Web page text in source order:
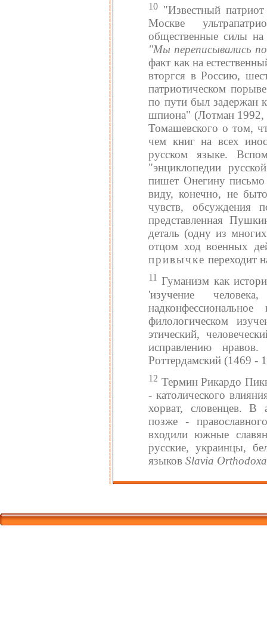
10 "Известный
Москве
общественные силы
"Мы переписывались
факт как на
вторгся в Россию,
патриотическом
по пути был задержан
шпиона" (Лотман 1992,
Томашевского о том,
чем книг на всех
русском языке.
"энциклопедии
пишет Онегину
виду, конечно, не
чувств, обсуждения
представленная
деталь (одну из
отцом ход военных
привычке переходит
11 Гуманизм как
'изучение
филологическом
этический,
исправлению
Роттердамский (1469 -
12 Термин Рикардо
- католического
хорват, словенцев. В
позже -
входили южные
русские, украинцы,
языковSlavia Orthodoxa